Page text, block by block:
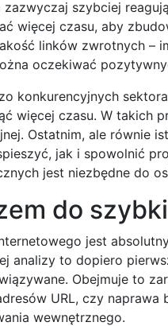
szybciej
więcej czasu, aby
linków zwrotnych –
oczekiwać
konkurencyjnych
więcej czasu. W takich
Ostatnim, ale równie
jak i spowolnić
jest niezbędne do
do
jest
analizy to dopiero
Obejmuje to
URL, czy naprawa
wewnętrznego.